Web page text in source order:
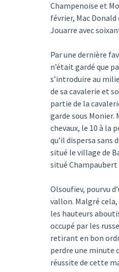
Champenoise et
février, Mac
Jouarre avec
Par une dernière
n’était gardé que
s’introduire au
de sa cavalerie et
partie de la
garde sous
chevaux, le 10 à la
qu’il dispersa
situé le village de
situé Champaubert
Olsoufiev, pourvu
vallon. Malgré
les hauteurs
occupé par les
retirant en bon
perdre une minute
réussite de cette